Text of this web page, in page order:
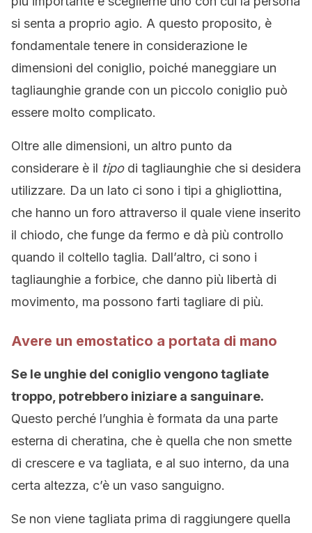
si senta a proprio agio. A questo proposito, è
fondamentale tenere in considerazione le
dimensioni del coniglio, poiché maneggiare un
tagliaunghie grande con un piccolo coniglio può
essere molto complicato.
Oltre alle dimensioni, un altro punto da
considerare è il tipodi tagliaunghie che si desidera
utilizzare. Da un lato ci sono i tipi a ghigliottina,
che hanno un foro attraverso il quale viene inserito
il chiodo, che funge da fermo e dà più controllo
quando il coltello taglia. Dall’altro, ci sono i
tagliaunghie a forbice, che danno più libertà di
movimento, ma possono farti tagliare di più.
Avere un emostatico a portata di mano
Se le unghie del coniglio vengono tagliate
troppo, potrebbero iniziare a sanguinare.
Questo perché l’unghia è formata da una parte
esterna di cheratina, che è quella che non smette
di crescere e va tagliata, e al suo interno, da una
certa altezza, c’è un vaso sanguigno.
Se non viene tagliata prima di raggiungere quella